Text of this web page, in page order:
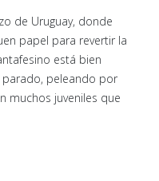
de Uruguay, donde
papel para revertir la
está bien
parado, peleando por
muchos juveniles que